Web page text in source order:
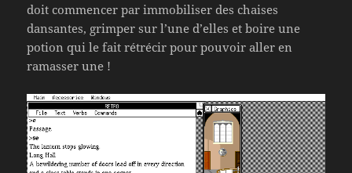
doit commencer par immobiliser des chaises
dansantes, grimper sur l’une d’elles et boire une
potion qui le fait rétrécir pour pouvoir aller en
ramasser une !